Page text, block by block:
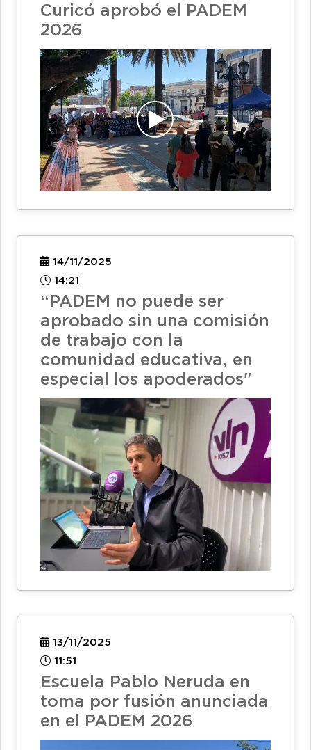
Curicó aprobó el PADEM
2026
14/11/2025
14:21
“PADEM no puede ser
aprobado sin una comisión
de trabajo con la
comunidad educativa, en
especial los apoderados"
13/11/2025
11:51
Escuela Pablo Neruda en
toma por fusión anunciada
en el PADEM 2026